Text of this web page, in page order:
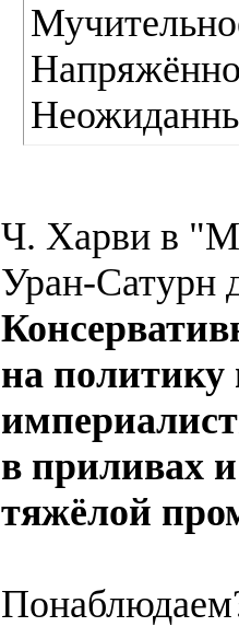
Ч. Харви в
Уран-Сатурн
на политику
в приливах
тяжёлой